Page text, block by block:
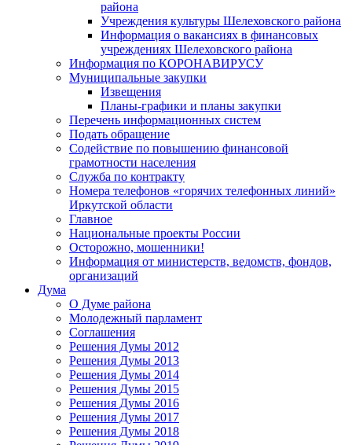
района
Учреждения культуры Шелеховского района
Информация о вакансиях в финансовых
учреждениях Шелеховского района
Информация по КОРОНАВИРУСУ
Муниципальные закупки
Извещения
Планы-графики и планы закупки
Перечень информационных систем
Подать обращение
Содействие по повышению финансовой
грамотности населения
Служба по контракту
Номера телефонов «горячих телефонных линий»
Иркутской области
Главное
Национальные проекты России
Осторожно, мошенники!
Информация от министерств, ведомств, фондов,
организаций
Дума
О Думе района
Молодежный парламент
Соглашения
Решения Думы 2012
Решения Думы 2013
Решения Думы 2014
Решения Думы 2015
Решения Думы 2016
Решения Думы 2017
Решения Думы 2018